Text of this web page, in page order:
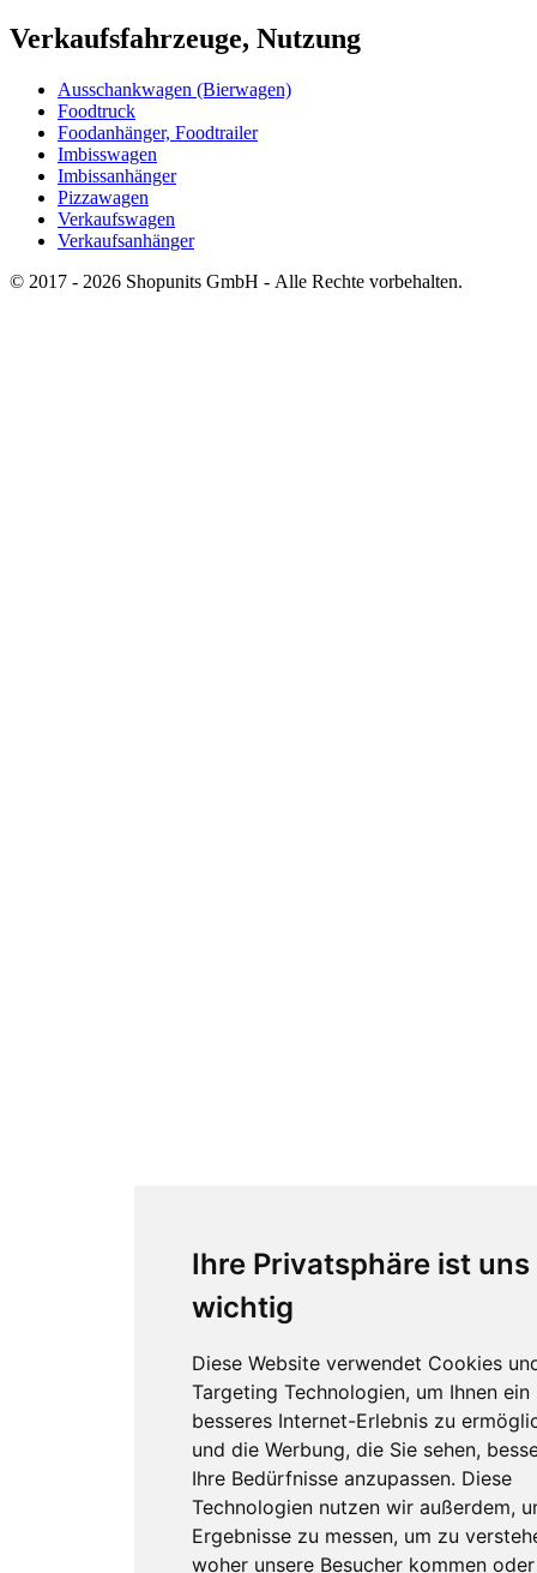
Ihre Privatsphäre ist uns
wichtig
Diese Website verwendet Cookies
Targeting Technologien, um Ihnen ein
besseres Internet-Erlebnis zu
und die Werbung, die Sie sehen,
Ihre Bedürfnisse anzupassen. Diese
Technologien nutzen wir außerdem,
Ergebnisse zu messen, um zu
woher unsere Besucher kommen
Verkaufsfahrzeuge, Nutzung
Ausschankwagen (Bierwagen)
Foodtruck
Foodanhänger, Foodtrailer
Imbisswagen
Imbissanhänger
Pizzawagen
Verkaufswagen
Verkaufsanhänger
© 2017 - 2026 Shopunits GmbH - Alle Rechte vorbehalten.